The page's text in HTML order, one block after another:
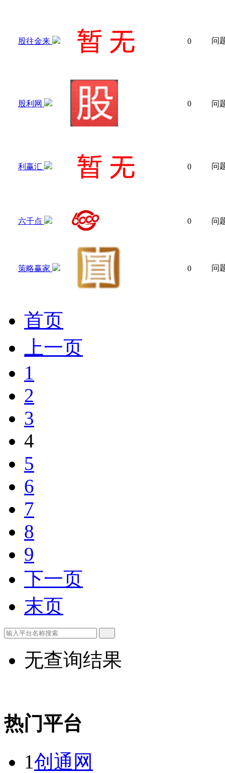
股往金来 0 问
股利网 0 问
利赢汇 0 问
六千点 0 问
策略赢家 0 问
首页
上一页
1
2
3
4
5
6
7
8
9
下一页
末页
无查询结果
热门平台
1创通网